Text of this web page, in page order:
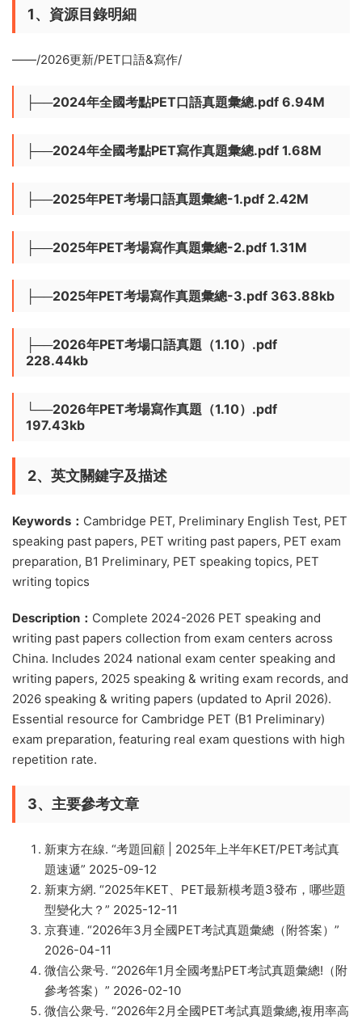
1、資源目錄明細
——/2026更新/PET口語&寫作/
├──2024年全國考點PET口語真題彙總.pdf 6.94M
├──2024年全國考點PET寫作真題彙總.pdf 1.68M
├──2025年PET考場口語真題彙總-1.pdf 2.42M
├──2025年PET考場寫作真題彙總-2.pdf 1.31M
├──2025年PET考場寫作真題彙總-3.pdf 363.88kb
├──2026年PET考場口語真題（1.10）.pdf
228.44kb
└──2026年PET考場寫作真題（1.10）.pdf
197.43kb
2、英文關鍵字及描述
Keywords： Cambridge PET, Preliminary English Test, PET
speaking past papers, PET writing past papers, PET exam
preparation, B1 Preliminary, PET speaking topics, PET
writing topics
Description： Complete 2024-2026 PET speaking and
writing past papers collection from exam centers across
China. Includes 2024 national exam center speaking and
writing papers, 2025 speaking & writing exam records, and
2026 speaking & writing papers (updated to April 2026).
Essential resource for Cambridge PET (B1 Preliminary)
exam preparation, featuring real exam questions with high
repetition rate.
3、主要參考文章
新東方在線. “考題回顧 | 2025年上半年KET/PET考試真
題速遞” 2025-09-12
新東方網. “2025年KET、PET最新模考題3發布，哪些題
型變化大？” 2025-12-11
京賽連. “2026年3月全國PET考試真題彙總（附答案）”
2026-04-11
微信公衆号. “2026年1月全國考點PET考試真題彙總!（附
參考答案）” 2026-02-10
微信公衆号. “2026年2月全國PET考試真題彙總,複用率高